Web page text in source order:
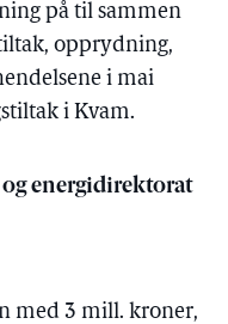
på til sammen
opprydning,
i mai
i Kvam.
og energidirektorat
med 3 mill. kroner,